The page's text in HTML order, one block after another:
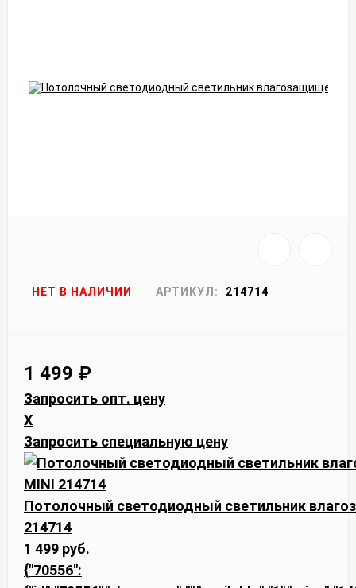
НЕТ В НАЛИЧИИ АРТИКУЛ: 214714
1 499 ₽
Запросить опт. цену
X
Запросить специальную цену
Потолочный светодиодный светильник
214714
1 499 руб.
{"70556":